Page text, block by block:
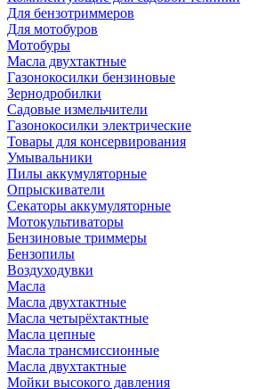
Для бензотриммеров
Для мотобуров
Мотобуры
Масла двухтактные
Газонокосилки бензиновые
Зернодробилки
Садовые измельчители
Газонокосилки электрические
Товары для консервирования
Умывальники
Пилы аккумуляторные
Опрыскиватели
Секаторы аккумуляторные
Мотокультиваторы
Бензиновые триммеры
Бензопилы
Воздуходувки
Масла
Масла двухтактные
Масла четырёхтактные
Масла цепные
Масла трансмиссионные
Масла двухтактные
Мойки высокого давления